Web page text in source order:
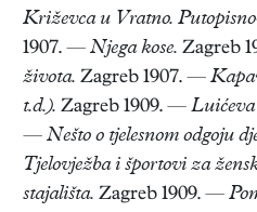
Križevca u Vratno.
1907. — Njega kose. Zagreb
života. Zagreb 1907. —
t.d.). Zagreb 1909. — Luićeva
— Nešto o tjelesnom odgoju
Tjelovježba i športovi za
stajališta. Zagreb 1909. —